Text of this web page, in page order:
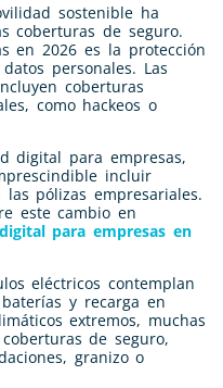
sostenible ha
coberturas de seguro.
en 2026 es la protección
personales. Las
coberturas
como hackeos o
digital para empresas,
incluir
pólizas empresariales.
este cambio en
para empresas en
eléctricos contemplan
y recarga en
extremos, muchas
de seguro,
granizo o